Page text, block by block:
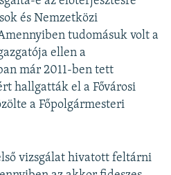
és Nemzetközi
tudomásuk volt a
ellen a
már 2011-ben tett
hallgatták el a Fővárosi
a Főpolgármesteri
vizsgálat hivatott feltárni